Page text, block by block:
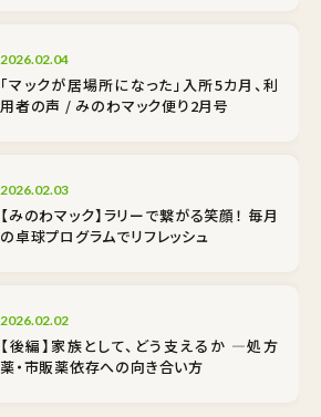
2026.02.04
「マックが居場所になった」入所5カ月、利
用者の声 / みのわマック便り2月号
2026.02.03
【みのわマック】ラリーで繋がる笑顔！ 毎月
の卓球プログラムでリフレッシュ
2026.02.02
【後編】家族として、どう支えるか ―処方
薬・市販薬依存への向き合い方